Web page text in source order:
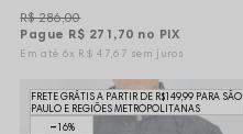
Pague R$ 271,70 no PIX
R$ 286,00
6x R$ 47,67 sem juros
16%
FRETE GRÁTIS A PARTIR DE R$149,99 PARA SÃO
PAULO E REGIÕES METROPOLITANAS